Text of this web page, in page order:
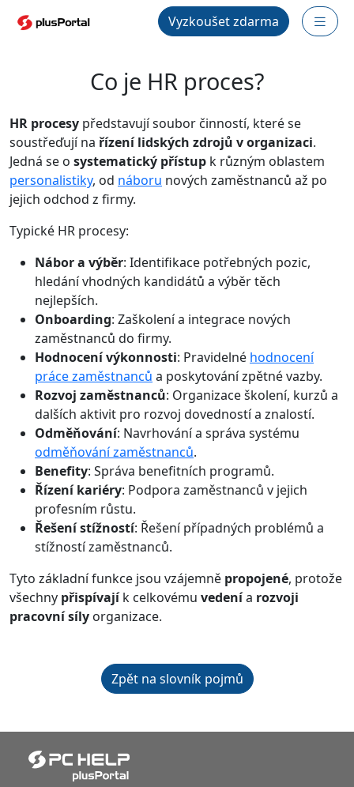
Vyzkoušet zdarma
Co je HR proces?
HR procesy představují soubor činností, které se
soustřeďují na řízení lidských zdrojů v organizaci.
Jedná se o systematický přístup k různým oblastem
personalistiky, od náboru nových zaměstnanců až po
jejich odchod z firmy.
Typické HR procesy:
Nábor a výběr: Identifikace potřebných pozic,
hledání vhodných kandidátů a výběr těch
nejlepších.
Onboarding: Zaškolení a integrace nových
zaměstnanců do firmy.
Hodnocení výkonnosti: Pravidelné hodnocení
práce zaměstnanců a poskytování zpětné vazby.
Rozvoj zaměstnanců: Organizace školení, kurzů a
dalších aktivit pro rozvoj dovedností a znalostí.
Odměňování: Navrhování a správa systému
odměňování zaměstnanců.
Benefity: Správa benefitních programů.
Řízení kariéry: Podpora zaměstnanců v jejich
profesním růstu.
Řešení stížností: Řešení případných problémů a
stížností zaměstnanců.
Tyto základní funkce jsou vzájemně propojené, protože
všechny přispívajík celkovému vedenía rozvoji
pracovní síly organizace.
Zpět na slovník pojmů